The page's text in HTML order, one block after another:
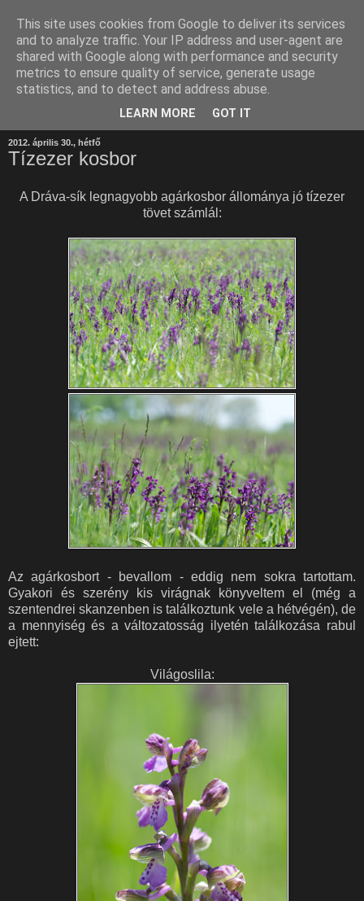
2012. április 30., hétfő
Tízezer kosbor
A Dráva-sík legnagyobb agárkosbor állománya jó tízezer
tövet számlál:
Az agárkosbort - bevallom - eddig nem sokra tartottam.
Gyakori és szerény kis virágnak könyveltem el (még a
szentendrei skanzenben is találkoztunk vele a hétvégén), de
a mennyiség és a változatosság ilyetén találkozása rabul
ejtett:
Világoslila:
This site uses cookies from Google to deliver its services
and to analyze traffic. Your IP address and user-agent are
shared with Google along with performance and security
metrics to ensure quality of service, generate usage
statistics, and to detect and address abuse.
LEARN MORE GOT IT